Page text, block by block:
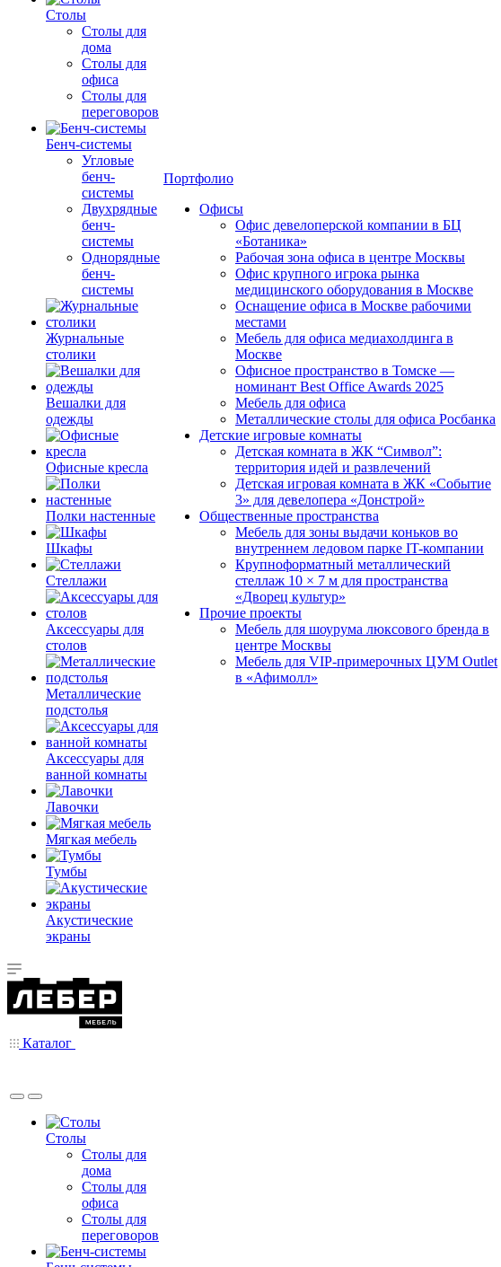
Столы
Столы для
дома
Столы для
офиса
Столы для
переговоров
Бенч-системы
Угловые
бенч-
системы
Двухрядные
бенч-
системы
Однорядные
бенч-
системы
Журнальные
столики
Вешалки для
одежды
Офисные кресла
Полки настенные
Шкафы
Стеллажи
Аксессуары для
столов
Металлические
подстолья
Аксессуары для
ванной комнаты
Лавочки
Мягкая мебель
Тумбы
Акустические
экраны
Портфолио
Офисы
Офис девелоперской компании в БЦ
«Ботаника»
Рабочая зона офиса в центре Москвы
Офис крупного игрока рынка
медицинского оборудования в Москве
Оснащение офиса в Москве рабочими
местами
Мебель для офиса медиахолдинга в
Москве
Офисное пространство в Томске —
номинант Best Office Awards 2025
Мебель для офиса
Металлические столы для офиса Росбанка
Детские игровые комнаты
Детская комната в ЖК “Символ”:
территория идей и развлечений
Детская игровая комната в ЖК «Событие
3» для девелопера «Донстрой»
Общественные пространства
Мебель для зоны выдачи коньков во
внутреннем ледовом парке IT-компании
Крупноформатный металлический
стеллаж 10 × 7 м для пространства
«Дворец культур»
Прочие проекты
Мебель для шоурума люксового бренда в
центре Москвы
Мебель для VIP-примерочных ЦУМ Outlet
в «Афимолл»
Каталог
Столы
Столы для
дома
Столы для
офиса
Столы для
переговоров